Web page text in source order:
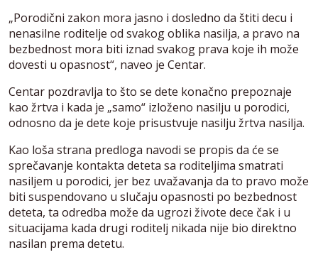
„Porodični zakon mora jasno i dosledno da štiti decu i
nenasilne roditelje od svakog oblika nasilja, a pravo na
bezbednost mora biti iznad svakog prava koje ih može
dovesti u opasnost“, naveo je Centar.
Centar pozdravlja to što se dete konačno prepoznaje
kao žrtva i kada je „samo“ izloženo nasilju u porodici,
odnosno da je dete koje prisustvuje nasilju žrtva nasilja.
Kao loša strana predloga navodi se propis da će se
sprečavanje kontakta deteta sa roditeljima smatrati
nasiljem u porodici, jer bez uvažavanja da to pravo može
biti suspendovano u slučaju opasnosti po bezbednost
deteta, ta odredba može da ugrozi živote dece čak i u
situacijama kada drugi roditelj nikada nije bio direktno
nasilan prema detetu.